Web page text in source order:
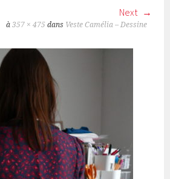
Next
à357 × 475 dans Veste Camélia – Dessine